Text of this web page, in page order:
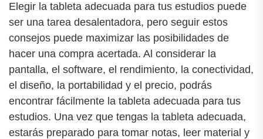
Elegir la tableta adecuada para tus estudios puede
ser una tarea desalentadora, pero seguir estos
consejos puede maximizar las posibilidades de
hacer una compra acertada. Al considerar la
pantalla, el software, el rendimiento, la conectividad,
el diseño, la portabilidad y el precio, podrás
encontrar fácilmente la tableta adecuada para tus
estudios. Una vez que tengas la tableta adecuada,
estarás preparado para tomar notas, leer material y